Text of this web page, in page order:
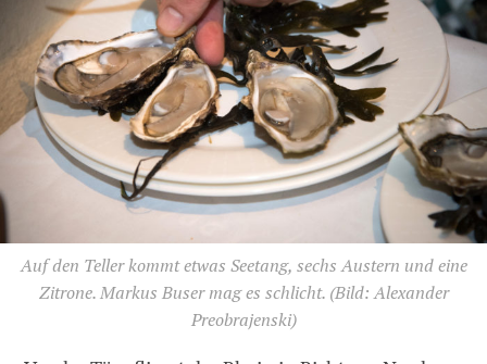
Auf den Teller kommt etwas Seetang, sechs Austern und eine
Zitrone. Markus Buser mag es schlicht.(Bild: Alexander
Preobrajenski)